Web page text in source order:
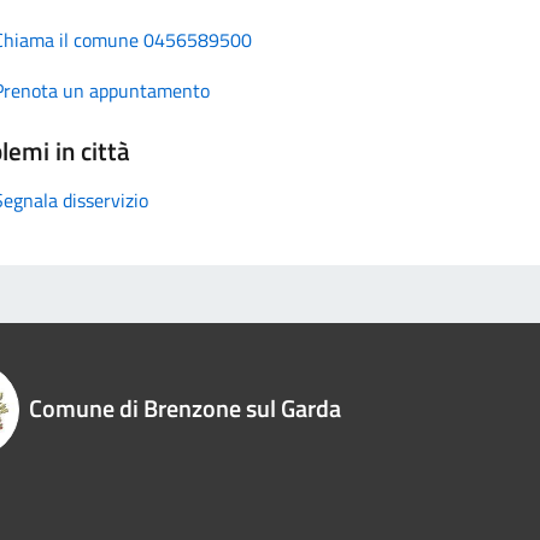
il comune 0456589500
un appuntamento
in città
disservizio
Comune di Brenzone sul Garda